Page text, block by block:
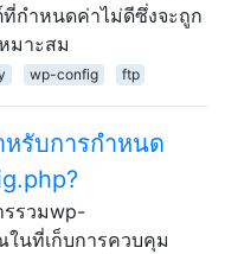
กำหนดค่าไม่ดีซึ่งจะถูก
มาะสม
wp-config ftp
รับการกำหนด
รวมwp-
นที่เก็บการควบคุม